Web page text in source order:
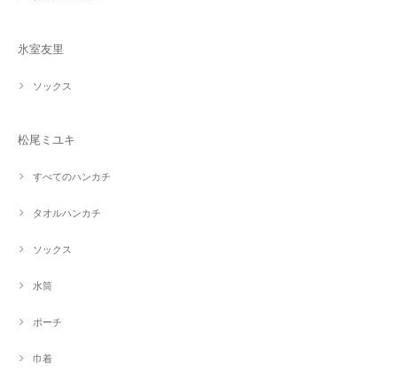
氷室友里
ソックス
松尾ミユキ
すべてのハンカチ
タオルハンカチ
ソックス
水筒
ポーチ
巾着